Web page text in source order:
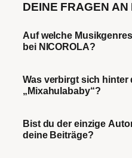
DEINE FRAGEN AN
Auf welche
bei NICOROLA?
Was verbirgt sich hinter
„Mixahulababy“?
Bist du der einzige
deine Beiträge?